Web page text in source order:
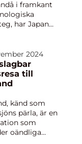
i framkant
har Japan
Landet
en perfekt
av
och nytt,
2024
till
känd som
pärla, är en
som
oändliga